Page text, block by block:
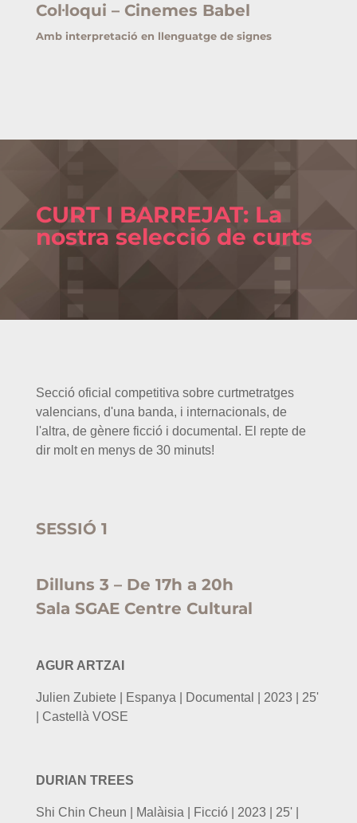
Col·loqui – Cinemes Babel
Amb interpretació en llenguatge de signes
CURT I BARREJAT: La
nostra selecció de curts
Secció oficial competitiva sobre curtmetratges
valencians, d'una banda, i internacionals, de
l'altra, de gènere ficció i documental. El repte de
dir molt en menys de 30 minuts!
SESSIÓ 1
Dilluns 3 – De 17h a 20h
Sala SGAE Centre Cultural
AGUR ARTZAI
Julien Zubiete | Espanya | Documental | 2023 | 25'
| Castellà VOSE
DURIAN TREES
Shi Chin Cheun | Malàisia | Ficció | 2023 | 25' |